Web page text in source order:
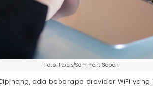
Foto: Pexels/Sommart Sopon
ada beberapa provider WiFi yang